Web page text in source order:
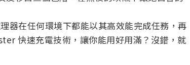
在任何環境下都能以其高效能完成任務，再
快速充電技術，讓你能用好用滿？沒錯，就